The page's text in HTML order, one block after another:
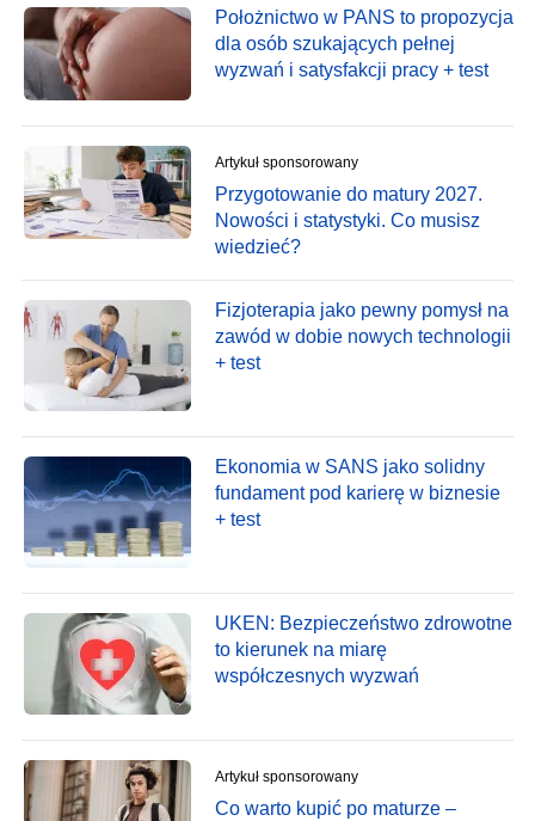
Położnictwo w PANS to propozycja
dla osób szukających pełnej
wyzwań i satysfakcji pracy + test
Artykuł sponsorowany
Przygotowanie do matury 2027.
Nowości i statystyki. Co musisz
wiedzieć?
Fizjoterapia jako pewny pomysł na
zawód w dobie nowych technologii
+ test
Ekonomia w SANS jako solidny
fundament pod karierę w biznesie
+ test
UKEN: Bezpieczeństwo zdrowotne
to kierunek na miarę
współczesnych wyzwań
Artykuł sponsorowany
Co warto kupić po maturze –